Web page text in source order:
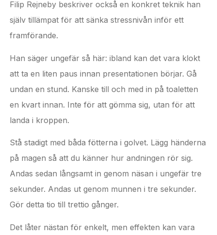
Filip Rejneby beskriver också en konkret teknik han
själv tillämpat för att sänka stressnivån inför ett
framförande.
Han säger ungefär så här: ibland kan det vara klokt
att ta en liten paus innan presentationen börjar. Gå
undan en stund. Kanske till och med in på toaletten
en kvart innan. Inte för att gömma sig, utan för att
landa i kroppen.
Stå stadigt med båda fötterna i golvet. Lägg händerna
på magen så att du känner hur andningen rör sig.
Andas sedan långsamt in genom näsan i ungefär tre
sekunder. Andas ut genom munnen i tre sekunder.
Gör detta tio till trettio gånger.
Det låter nästan för enkelt, men effekten kan vara